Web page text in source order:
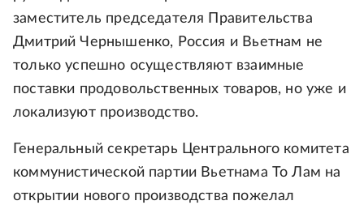
заместитель председателя Правительства
Дмитрий Чернышенко, Россия и Вьетнам не
только успешно осуществляют взаимные
поставки продовольственных товаров, но уже и
локализуют производство.
Генеральный секретарь Центрального комитета
коммунистической партии Вьетнама То Лам на
открытии нового производства пожелал